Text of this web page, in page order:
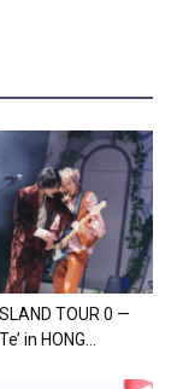
TOUR 0 —
in HONG...